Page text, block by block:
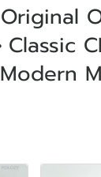
Original
Classic
Modern